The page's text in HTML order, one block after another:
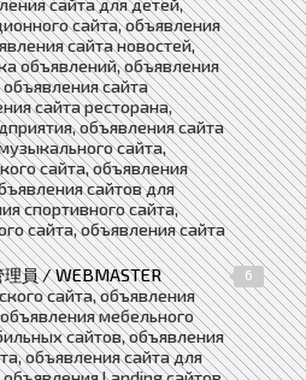
сайта, объявления
сайта новостей,
объявлений, объявления
объявления сайта
сайта ресторана,
объявления сайта
сайта,
сайта, объявления
сайтов для
спортивного сайта,
сайта, объявления сайта
員 / WEBMASTER
6
сайта, объявления
мебельного
сайтов, объявления
объявления сайта для